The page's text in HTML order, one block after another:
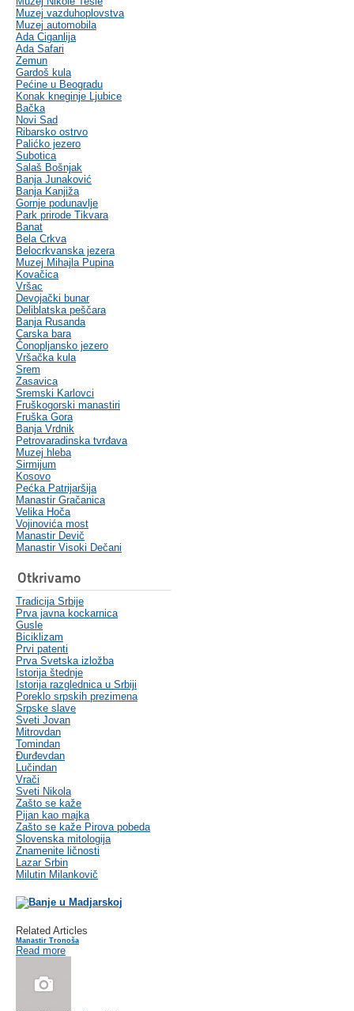
Muzej vazduhoplovstva
Muzej automobila
Ada Ciganlija
Ada Safari
Zemun
Gardoš kula
Pećine u Beogradu
Konak kneginje Ljubice
Bačka
Novi Sad
Ribarsko ostrvo
Palićko jezero
Subotica
Salaš Bošnjak
Banja Junaković
Banja Kanjiža
Gornje podunavlje
Park prirode Tikvara
Banat
Bela Crkva
Belocrkvanska jezera
Muzej Mihajla Pupina
Kovačica
Vršac
Devojački bunar
Deliblatska peščara
Banja Rusanda
Carska bara
Čonopljansko jezero
Vršačka kula
Srem
Zasavica
Sremski Karlovci
Fruškogorski manastiri
Fruška Gora
Banja Vrdnik
Petrovaradinska tvrđava
Muzej hleba
Sirmijum
Kosovo
Pećka Patrijaršija
Manastir Gračanica
Velika Hoča
Vojinovića most
Manastir Devič
Manastir Visoki Dečani
Otkrivamo
Tradicija Srbije
Prva javna kockarnica
Gusle
Biciklizam
Prvi patenti
Prva Svetska izložba
Istorija štednje
Istorija razglednica u Srbiji
Poreklo srpskih prezimena
Srpske slave
Sveti Jovan
Mitrovdan
Tomindan
Đurđevdan
Lučindan
Vrači
Sveti Nikola
Zašto se kaže
Pijan kao majka
Zašto se kaže Pirova pobeda
Slovenska mitologija
Znamenite ličnosti
Lazar Srbin
Milutin Milankovič
Related Articles
Manastir Tronoša
Read more